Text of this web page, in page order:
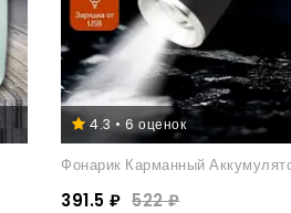
4.3 • 6 оценок
Фонарик Карманный
391.5 ₽ 522 ₽